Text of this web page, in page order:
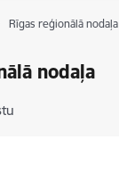
Rīgas reģionālā nodaļa
nodaļa